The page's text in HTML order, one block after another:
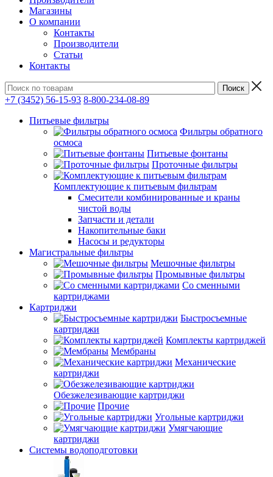
Магазины
О компании
Контакты
Производители
Статьи
Контакты
+7 (3452) 56-15-93 8-800-234-08-89
Питьевые фильтры
Фильтры обратного
осмоса
Питьевые фонтаны
Проточные фильтры
Комплектующие к питьевым фильтрам
Смесители комбинированные и краны
чистой воды
Запчасти и детали
Накопительные баки
Насосы и редукторы
Магистральные фильтры
Мешочные фильтры
Промывные фильтры
Со сменными
картриджами
Картриджи
Быстросъемные
картриджи
Комплекты картриджей
Мембраны
Механические
картриджи
Обезжелезивающие картриджи
Прочие
Угольные картриджи
Умягчающие
картриджи
Системы водоподготовки